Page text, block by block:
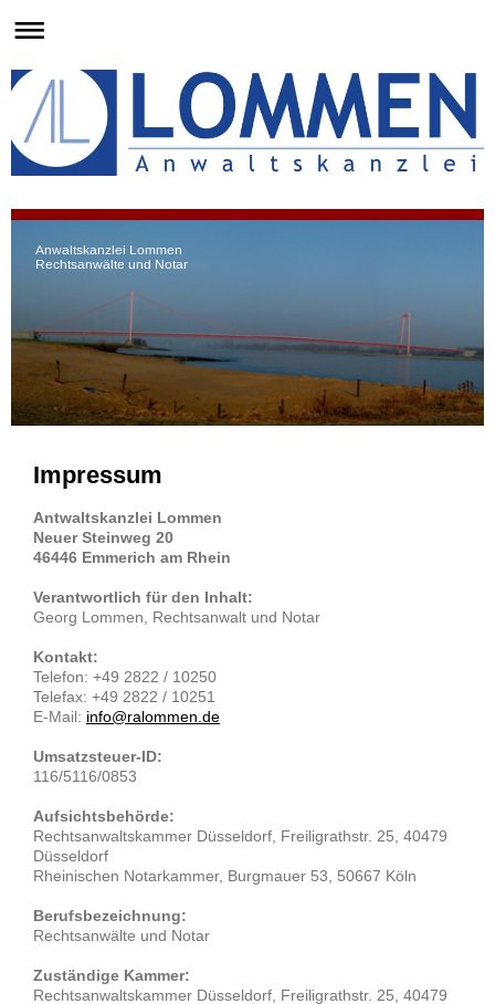
Anwaltskanzlei Lommen
Rechtsanwälte und Notar
Impressum
Antwaltskanzlei Lommen
Neuer Steinweg 20
46446 Emmerich am Rhein
Verantwortlich für den Inhalt:
Georg Lommen, Rechtsanwalt und Notar
Kontakt:
Telefon: +49 2822 / 10250
Telefax: +49 2822 / 10251
E-Mail: info@ralommen.de
Umsatzsteuer-ID:
116/5116/0853
Aufsichtsbehörde:
Rechtsanwaltskammer Düsseldorf, Freiligrathstr. 25, 40479
Düsseldorf
Rheinischen Notarkammer, Burgmauer 53, 50667 Köln
Berufsbezeichnung:
Rechtsanwälte und Notar
Zuständige Kammer:
Rechtsanwaltskammer Düsseldorf, Freiligrathstr. 25, 40479